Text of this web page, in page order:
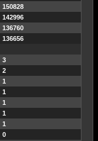
150828
142996
136760
136656
3
2
1
1
1
1
1
0